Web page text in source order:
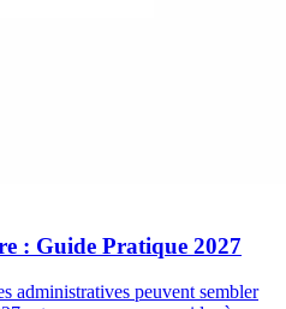
: Guide Pratique 2027
administratives peuvent sembler